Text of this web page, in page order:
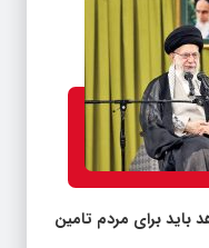
برای مردم تامین